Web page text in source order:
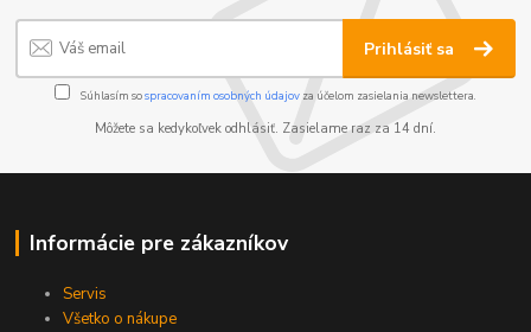
Prihlásiť sa
Súhlasím sospracovaním osobných údajov za účelom zasielania newslettera.
Môžete sa kedykoľvek odhlásiť. Zasielame raz za 14 dní.
Informácie pre zákazníkov
Servis
Všetko o nákupe